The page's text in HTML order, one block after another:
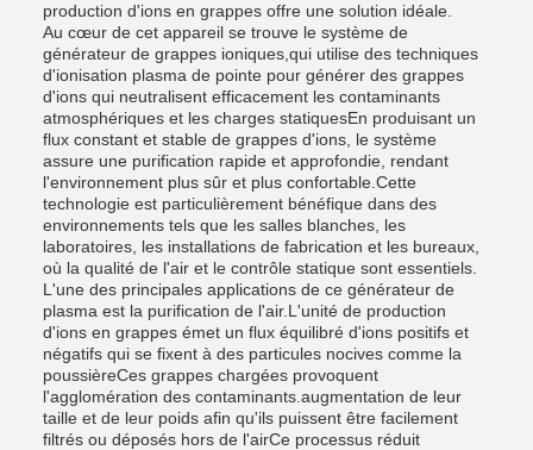
production d'ions en grappes offre une solution idéale.
Au cœur de cet appareil se trouve le système de
générateur de grappes ioniques,qui utilise des techniques
d'ionisation plasma de pointe pour générer des grappes
d'ions qui neutralisent efficacement les contaminants
atmosphériques et les charges statiquesEn produisant un
flux constant et stable de grappes d'ions, le système
assure une purification rapide et approfondie, rendant
l'environnement plus sûr et plus confortable.Cette
technologie est particulièrement bénéfique dans des
environnements tels que les salles blanches, les
laboratoires, les installations de fabrication et les bureaux,
où la qualité de l'air et le contrôle statique sont essentiels.
L'une des principales applications de ce générateur de
plasma est la purification de l'air.L'unité de production
d'ions en grappes émet un flux équilibré d'ions positifs et
négatifs qui se fixent à des particules nocives comme la
poussièreCes grappes chargées provoquent
l'agglomération des contaminants.augmentation de leur
taille et de leur poids afin qu'ils puissent être facilement
filtrés ou déposés hors de l'airCe processus réduit